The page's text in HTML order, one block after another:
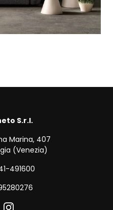
S.r.l.
Marina, 407
(Venezia)
491600